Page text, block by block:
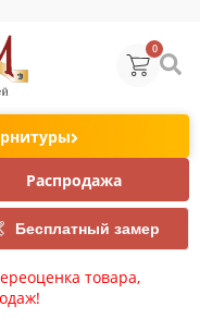
0
Распродажа
Бесплатный замер
товара,